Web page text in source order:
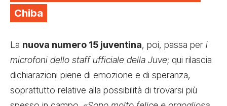
Chiba
La nuova numero 15 juventina, poi, passa per i
microfoni dello staff ufficiale della Juve; qui rilascia
dichiarazioni piene di emozione e di speranza,
soprattutto relative alla possibilità di trovarsi più